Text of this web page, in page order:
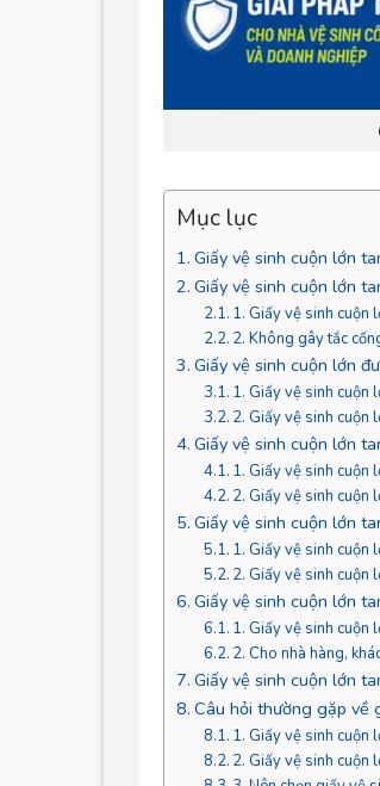
Mục lục
Giấy vệ sinh cuộn lớn
Giấy vệ sinh cuộn lớn
1. Giấy vệ sinh cuộn
2. Không gây tắc
Giấy vệ sinh cuộn lớn
1. Giấy vệ sinh cuộn
2. Giấy vệ sinh cuộn
Giấy vệ sinh cuộn lớn
1. Giấy vệ sinh cuộn
2. Giấy vệ sinh cuộn
Giấy vệ sinh cuộn lớn
1. Giấy vệ sinh cuộn
2. Giấy vệ sinh cuộn
Giấy vệ sinh cuộn lớn
1. Giấy vệ sinh cuộn
2. Cho nhà hàng,
Giấy vệ sinh cuộn lớn
Câu hỏi thường gặp về
1. Giấy vệ sinh cuộn
2. Giấy vệ sinh cuộn